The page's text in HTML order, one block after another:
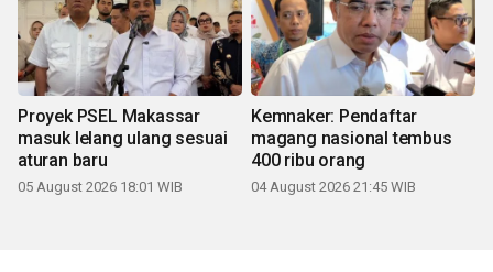
Proyek PSEL Makassar
masuk lelang ulang sesuai
aturan baru
05 August 2026 18:01 WIB
Kemnaker: Pendaftar
magang nasional tembus
400 ribu orang
04 August 2026 21:45 WIB